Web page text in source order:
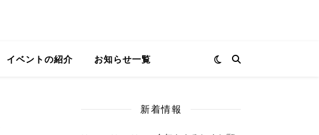
イベントの紹介 お知らせ一覧
新着情報